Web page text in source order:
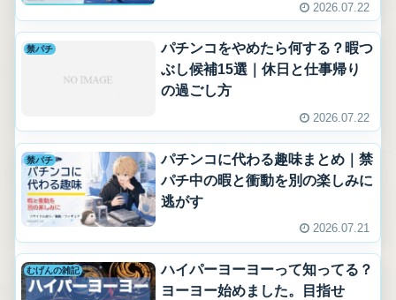
2026.07.22
禁パチ
パチンコをやめたら何する？暇つ
ぶし候補15選｜休日と仕事帰り
の過ごし方
2026.07.22
禁パチ
パチンコに代わる趣味まとめ｜禁
パチ中の暇と衝動を別の楽しみに
逃がす
2026.07.21
むげんの雑記
ハイパーヨーヨーって知ってる？
ヨーヨー始めました。目指せ